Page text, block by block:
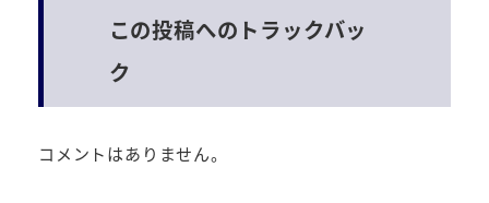
この投稿へのトラックバッ
ク
コメントはありません。